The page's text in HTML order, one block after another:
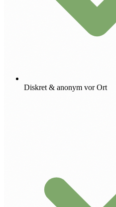
Diskret & anonym vor Ort